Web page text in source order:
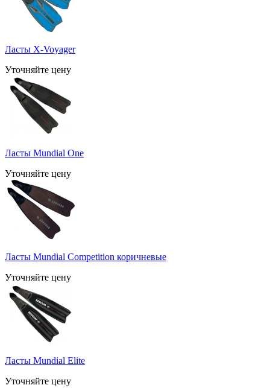
Ласты X-Voyager
Уточняйте цену
Ласты Mundial One
Уточняйте цену
Ласты Mundial Competition коричневые
Уточняйте цену
Ласты Mundial Elite
Уточняйте цену